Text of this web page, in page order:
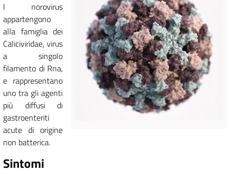
I norovirus
appartengono
alla famiglia dei
Caliciviridae, virus
a singolo
filamento di Rna,
e rappresentano
uno tra gli agenti
più diffusi di
gastroenteriti
acute di origine
non batterica.
Sintomi